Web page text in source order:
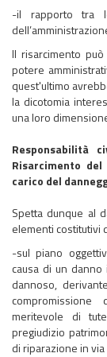
-il rapporto tra
Il risarcimento
potere
quest'ultimo
la dicotomia
una loro
Responsabilità
Risarcimento
carico del
Spetta dunque al
elementi costitutivi
-sul piano
causa di un
dannoso,
meritevole di
pregiudizio
di riparazione in